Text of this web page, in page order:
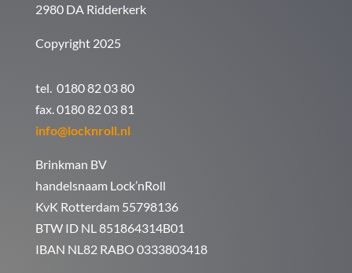
2980 DA Ridderkerk
Copyright 2025
tel. 0180 82 03 80
fax. 0180 82 03 81
info@locknroll.nl
Brinkman BV
handelsnaam Lock’nRoll
KvK Rotterdam 55798136
BTW ID NL 851864314B01
IBAN NL82 RABO 0333803418